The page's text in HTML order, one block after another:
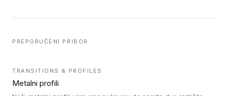
PREPORUČENI PRIBOR
TRANSITIONS & PROFILES
Metalni profili